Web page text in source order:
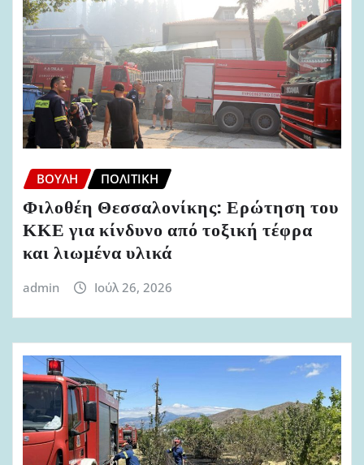
ΒΟΥΛΉ ΠΟΛΙΤΙΚΉ
Φιλοθέη Θεσσαλονίκης: Ερώτηση του
ΚΚΕ για κίνδυνο από τοξική τέφρα
και λιωμένα υλικά
admin Ιούλ 26, 2026